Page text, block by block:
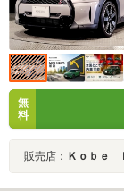
無
料
販売店： Ｋｏｂｅ Ｂ